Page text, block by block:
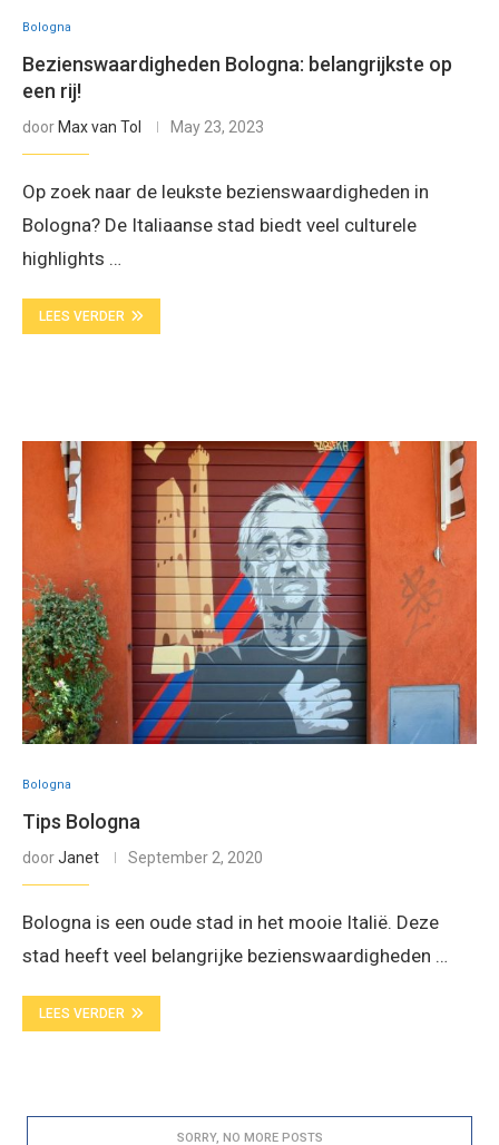
Bologna
Bezienswaardigheden Bologna: belangrijkste op
een rij!
door Max van Tol May 23, 2023
Op zoek naar de leukste bezienswaardigheden in
Bologna? De Italiaanse stad biedt veel culturele
highlights …
LEES VERDER
Bologna
Tips Bologna
doorJanet September 2, 2020
Bologna is een oude stad in het mooie Italië. Deze
stad heeft veel belangrijke bezienswaardigheden …
LEES VERDER
SORRY, NO MORE POSTS